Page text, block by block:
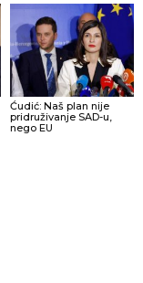
Ćudić: Naš plan nije
pridruživanje SAD-u,
nego EU